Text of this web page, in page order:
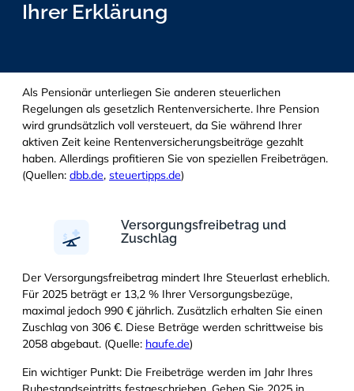
Ihrer Erklärung
Als Pensionär unterliegen Sie anderen steuerlichen
Regelungen als gesetzlich Rentenversicherte. Ihre Pension
wird grundsätzlich voll versteuert, da Sie während Ihrer
aktiven Zeit keine Rentenversicherungsbeiträge gezahlt
haben. Allerdings profitieren Sie von speziellen Freibeträgen.
(Quellen: dbb.de, steuertipps.de)
Versorgungsfreibetrag und
Zuschlag
Der Versorgungsfreibetrag mindert Ihre Steuerlast erheblich.
Für 2025 beträgt er 13,2 % Ihrer Versorgungsbezüge,
maximal jedoch 990 € jährlich. Zusätzlich erhalten Sie einen
Zuschlag von 306 €. Diese Beträge werden schrittweise bis
2058 abgebaut. (Quelle: haufe.de)
Ein wichtiger Punkt: Die Freibeträge werden im Jahr Ihres